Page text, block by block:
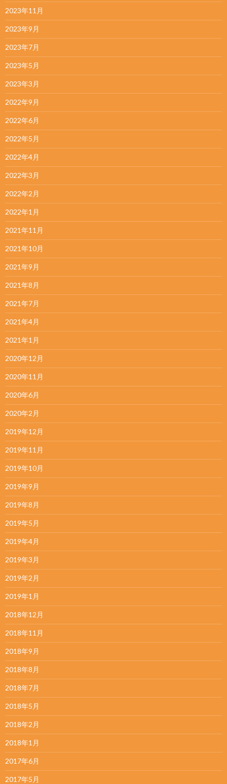
2023年11月
2023年9月
2023年7月
2023年5月
2023年3月
2022年9月
2022年6月
2022年5月
2022年4月
2022年3月
2022年2月
2022年1月
2021年11月
2021年10月
2021年9月
2021年8月
2021年7月
2021年4月
2021年1月
2020年12月
2020年11月
2020年6月
2020年2月
2019年12月
2019年11月
2019年10月
2019年9月
2019年8月
2019年5月
2019年4月
2019年3月
2019年2月
2019年1月
2018年12月
2018年11月
2018年9月
2018年8月
2018年7月
2018年5月
2018年2月
2018年1月
2017年6月
2017年5月